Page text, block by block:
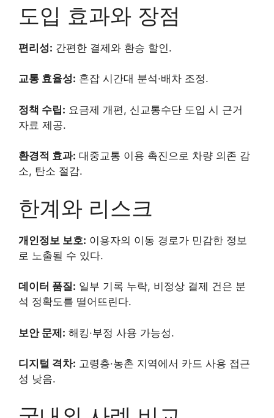
도입 효과와 장점
편리성: 간편한 결제와 환승 할인.
교통 효율성: 혼잡 시간대 분석·배차 조정.
정책 수립: 요금제 개편, 신교통수단 도입 시 근거
자료 제공.
환경적 효과: 대중교통 이용 촉진으로 차량 의존 감
소, 탄소 절감.
한계와 리스크
개인정보 보호: 이용자의 이동 경로가 민감한 정보
로 노출될 수 있다.
데이터 품질: 일부 기록 누락, 비정상 결제 건은 분
석 정확도를 떨어뜨린다.
보안 문제: 해킹·부정 사용 가능성.
디지털 격차: 고령층·농촌 지역에서 카드 사용 접근
성 낮음.